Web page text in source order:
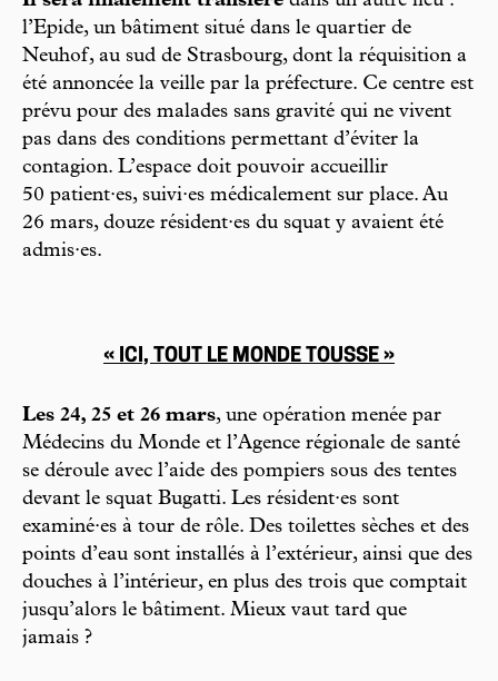
l’Epide, un bâtiment situé dans le quartier de
Neuhof, au sud de Strasbourg, dont la réquisition a
été annoncée la veille par la préfecture. Ce centre est
prévu pour des malades sans gravité qui ne vivent
pas dans des conditions permettant d’éviter la
contagion. L’espace doit pouvoir accueillir
50 patient·es, suivi·es médicalement sur place. Au
26 mars, douze résident·es du squat y avaient été
admis·es.
« ICI, TOUT LE MONDE TOUSSE »
Les 24, 25 et 26 mars, une opération menée par
Médecins du Monde et l’Agence régionale de santé
se déroule avec l’aide des pompiers sous des tentes
devant le squat Bugatti. Les résident·es sont
examiné·es à tour de rôle. Des toilettes sèches et des
points d’eau sont installés à l’extérieur, ainsi que des
douches à l’intérieur, en plus des trois que comptait
jusqu’alors le bâtiment. Mieux vaut tard que
jamais ?